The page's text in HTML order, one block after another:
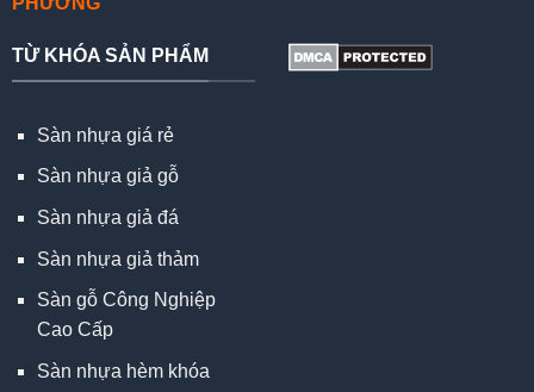
TỪ KHÓA SẢN PHẨM
Sàn nhựa giá rẻ
Sàn nhựa giả gỗ
Sàn nhựa giả đá
Sàn nhựa giả thảm
Sàn gỗ Công Nghiệp
Cao Cấp
Sàn nhựa hèm khóa